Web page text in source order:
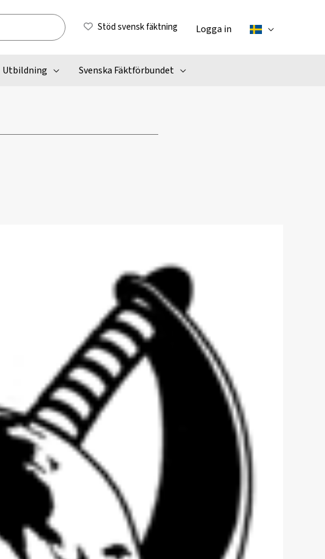
Stöd svensk fäktning Logga in
Utbildning Svenska Fäktförbundet